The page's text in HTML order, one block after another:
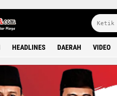
HEADLINES DAERAH VIDEO